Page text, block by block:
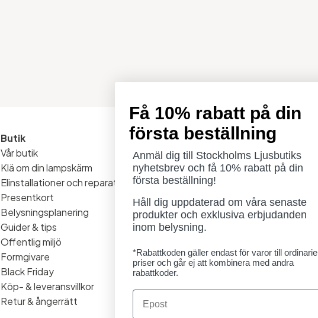
Butik
Vår butik
Klä om din lampskärm
Elinstallationer och reparationer
Presentkort
Belysningsplanering
Guider & tips
Offentlig miljö
Formgivare
Black Friday
Köp- & leveransvillkor
Retur & ångerrätt
Öppettider
Måndag - Torsdag: 11-18
Fredag - Lördag: 11-16
Söndag: Stängt
Lördag 1/8 stängt
Få 10% rabatt på din
första beställning
Anmäl dig till Stockholms Ljusbutiks
nyhetsbrev och få 10% rabatt på din
första beställning!
Håll dig uppdaterad om våra senaste
produkter och exklusiva erbjudanden
inom belysning.
*Rabattkoden gäller endast för varor till ordinarie
priser och går ej att kombinera med andra
rabattkoder.
Email